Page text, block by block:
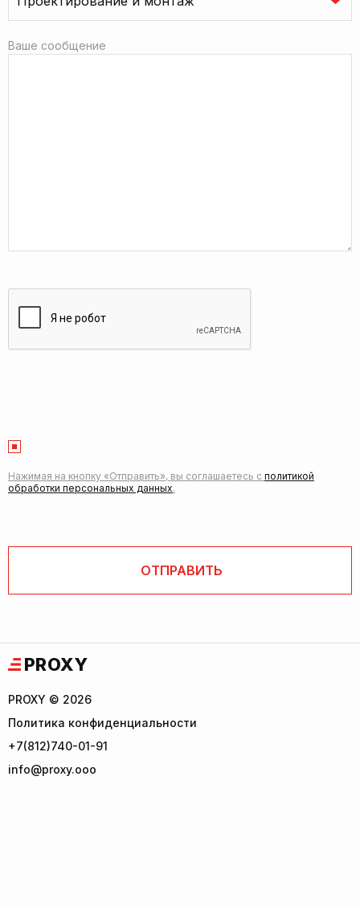
Ваше сообщение
Нажимая на кнопку «Отправить», вы соглашаетесь с политикой
обработки персональных данных.
PROXY
PROXY © 2026
Политика конфиденциальности
+7(812)740-01-91
info@proxy.ooo